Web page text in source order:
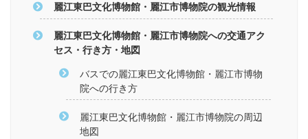
麗江東巴文化博物館・麗江市博物院の観光情報
麗江東巴文化博物館・麗江市博物院への交通アク
セス・行き方・地図
バスでの麗江東巴文化博物館・麗江市博物
院への行き方
麗江東巴文化博物館・麗江市博物院の周辺
地図